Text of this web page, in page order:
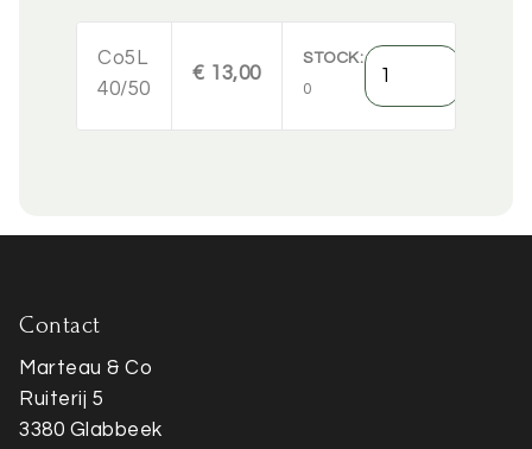
Co5L
40/50
€ 13,00
STOCK
0
Hoeveelheid
Contact
Marteau & Co
Ruiterij 5
3380 Glabbeek